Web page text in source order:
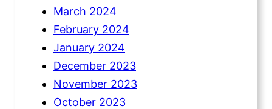
March 2024
February 2024
January 2024
December 2023
November 2023
October 2023